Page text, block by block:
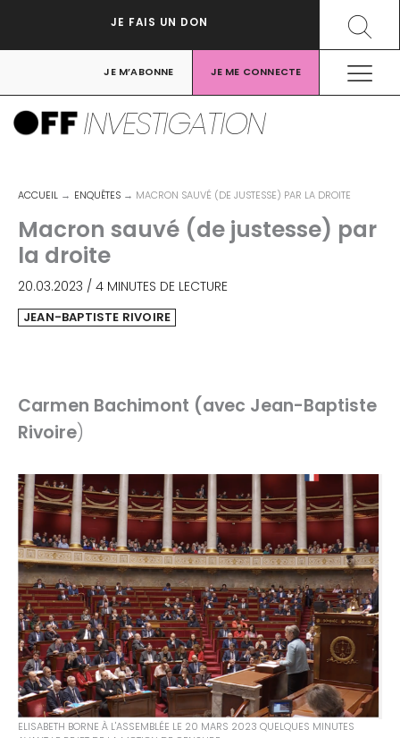
JE FAIS UN DON
JE M’ABONNE JE ME CONNECTE
INVESTIGATION
ACCUEIL ENQUÊTES MACRON SAUVÉ (DE JUSTESSE) PAR LA DROITE
Macron sauvé (de justesse) par
la droite
20.03.2023 / 4 MINUTES DE LECTURE
JEAN-BAPTISTE RIVOIRE
Carmen Bachimont (avec Jean-Baptiste
Rivoire)
ELISABETH BORNE À L'ASSEMBLÉE LE 20 MARS 2023 QUELQUES MINUTES